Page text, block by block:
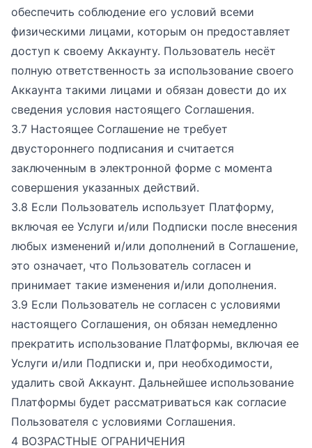
обеспечить соблюдение его условий всеми
физическими лицами, которым он предоставляет
доступ к своему Аккаунту. Пользователь несёт
полную ответственность за использование своего
Аккаунта такими лицами и обязан довести до их
сведения условия настоящего Соглашения.
3.7 Настоящее Соглашение не требует
двустороннего подписания и считается
заключенным в электронной форме с момента
совершения указанных действий.
3.8 Если Пользователь использует Платформу,
включая ее Услуги и/или Подписки после внесения
любых изменений и/или дополнений в Соглашение,
это означает, что Пользователь согласен и
принимает такие изменения и/или дополнения.
3.9 Если Пользователь не согласен с условиями
настоящего Соглашения, он обязан немедленно
прекратить использование Платформы, включая ее
Услуги и/или Подписки и, при необходимости,
удалить свой Аккаунт. Дальнейшее использование
Платформы будет рассматриваться как согласие
Пользователя с условиями Соглашения.
4 ВОЗРАСТНЫЕ ОГРАНИЧЕНИЯ